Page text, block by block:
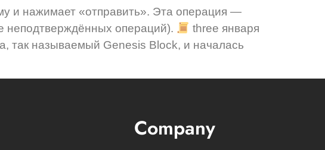
и нажимает «отправить». Эта операция —
неподтверждённых операций).
three января
так называемый Genesis Block, и началась
Company